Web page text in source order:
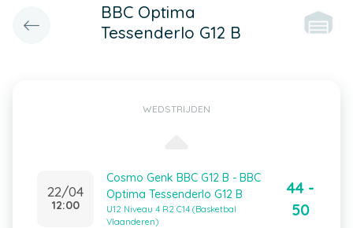
BBC Optima
Tessenderlo G12 B
WEDSTRIJDEN
22/04
12:00
Cosmo Genk BBC G12 B - BBC
Optima Tessenderlo G12 B
U12 Niveau 4 R2 C14 (Basketbal
Vlaanderen)
44 -
50